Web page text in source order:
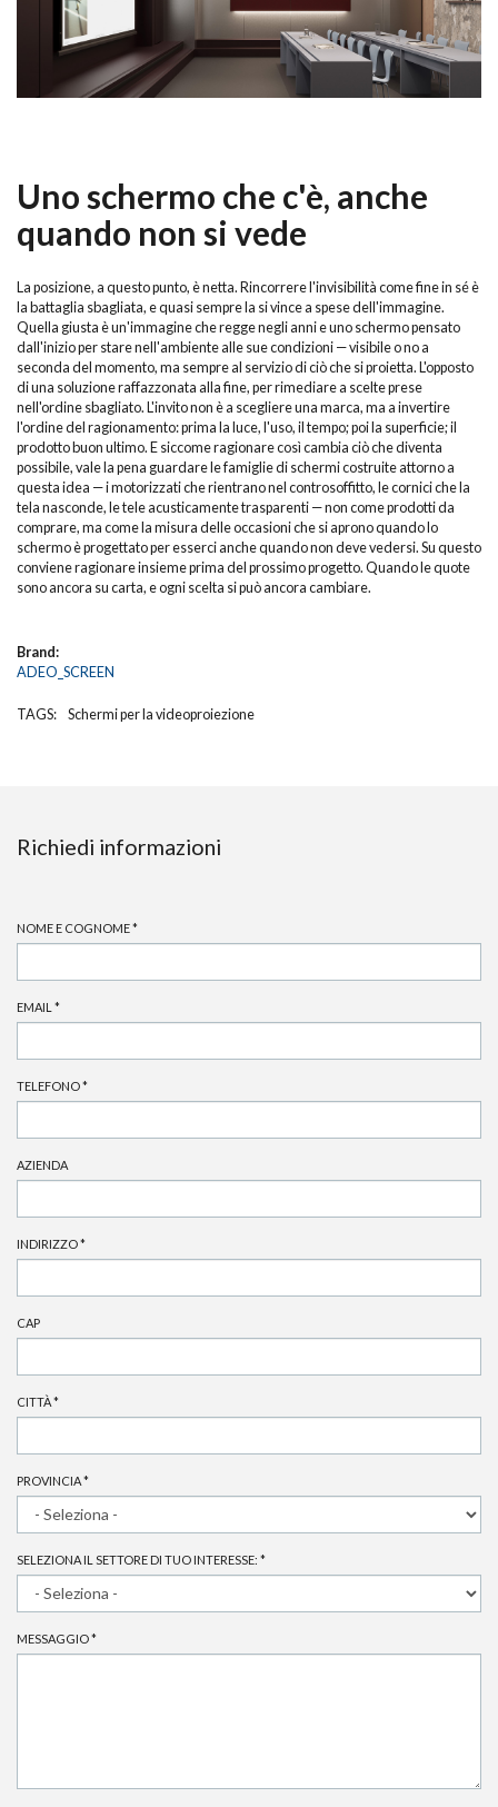
Uno schermo che c'è, anche
quando non si vede
La posizione, a questo punto, è netta. Rincorrere l'invisibilità come fine in sé è
la battaglia sbagliata, e quasi sempre la si vince a spese dell'immagine.
Quella giusta è un'immagine che regge negli anni e uno schermo pensato
dall'inizio per stare nell'ambiente alle sue condizioni — visibile o no a
seconda del momento, ma sempre al servizio di ciò che si proietta. L'opposto
di una soluzione raffazzonata alla fine, per rimediare a scelte prese
nell'ordine sbagliato. L'invito non è a scegliere una marca, ma a invertire
l'ordine del ragionamento: prima la luce, l'uso, il tempo; poi la superficie; il
prodotto buon ultimo. E siccome ragionare così cambia ciò che diventa
possibile, vale la pena guardare le famiglie di schermi costruite attorno a
questa idea — i motorizzati che rientrano nel controsoffitto, le cornici che la
tela nasconde, le tele acusticamente trasparenti — non come prodotti da
comprare, ma come la misura delle occasioni che si aprono quando lo
schermo è progettato per esserci anche quando non deve vedersi. Su questo
conviene ragionare insieme prima del prossimo progetto. Quando le quote
sono ancora su carta, e ogni scelta si può ancora cambiare.
Brand:
ADEO_SCREEN
TAGS: Schermi per la videoproiezione
Richiedi informazioni
NOME E COGNOME*
EMAIL *
TELEFONO*
AZIENDA
INDIRIZZO*
CAP
CITTÀ*
PROVINCIA*
SELEZIONA IL SETTORE DI TUO INTERESSE: *
MESSAGGIO*